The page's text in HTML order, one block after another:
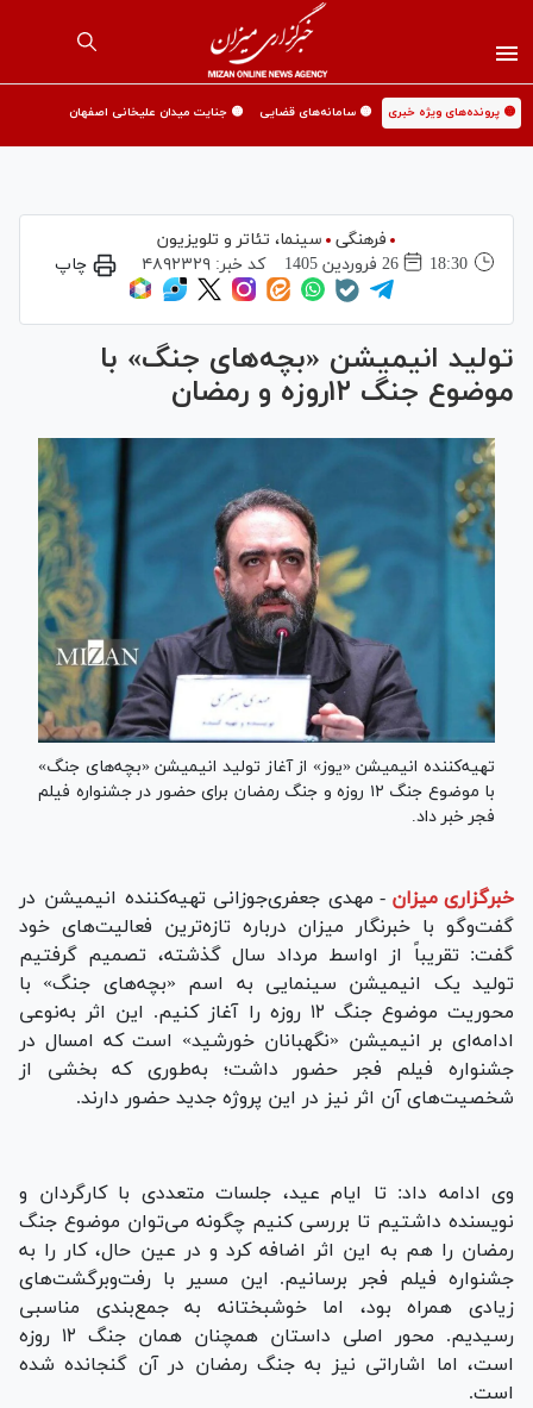
🟡 پرونده‌های ویژه خبری 🟡 سامانه‌های قضایی 🟡 جنایت میدان علیخانی اصفهان
فرهنگی
سینما،‌ تئاتر و تلویزیون
18:30
26 فروردين 1405 کد خبر:۴۸۹۲۳۲۹ چاپ
تولید انیمیشن «بچه‌های جنگ» با
موضوع جنگ ۱۲روزه و رمضان
تهیه‌کننده انیمیشن «یوز» از آغاز تولید انیمیشن «بچه‌های جنگ»
با موضوع جنگ ۱۲ روزه و جنگ رمضان برای حضور در جشنواره فیلم
فجر خبر داد.
خبرگزاری میزان - مهدی جعفری‌جوزانی تهیه‌کننده انیمیشن در
گفت‌وگو با خبرنگار میزان درباره تازه‌ترین فعالیت‌های خود
گفت: تقریباً از اواسط مرداد سال گذشته، تصمیم گرفتیم
تولید یک انیمیشن سینمایی به اسم «بچه‌های جنگ» با
محوریت موضوع جنگ ۱۲ روزه را آغاز کنیم. این اثر به‌نوعی
ادامه‌ای بر انیمیشن «نگهبانان خورشید» است که امسال در
جشنواره فیلم فجر حضور داشت؛ به‌طوری که بخشی از
شخصیت‌های آن اثر نیز در این پروژه جدید حضور دارند.
وی ادامه داد: تا ایام عید، جلسات متعددی با کارگردان و
نویسنده داشتیم تا بررسی کنیم چگونه می‌توان موضوع جنگ
رمضان را هم به این اثر اضافه کرد و در عین حال، کار را به
جشنواره فیلم فجر برسانیم. این مسیر با رفت‌وبرگشت‌های
زیادی همراه بود، اما خوشبختانه به جمع‌بندی مناسبی
رسیدیم. محور اصلی داستان همچنان همان جنگ ۱۲ روزه
است، اما اشاراتی نیز به جنگ رمضان در آن گنجانده شده
است.